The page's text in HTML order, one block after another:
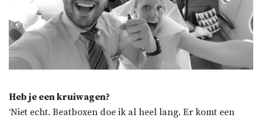
Heb je een kruiwagen?
‘Niet echt. Beatboxen doe ik al heel lang. Er komt een